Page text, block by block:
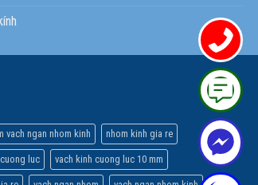
vach ngan nhom kinh nhom kinh gia re
luc vach kinh cuong luc 10 mm